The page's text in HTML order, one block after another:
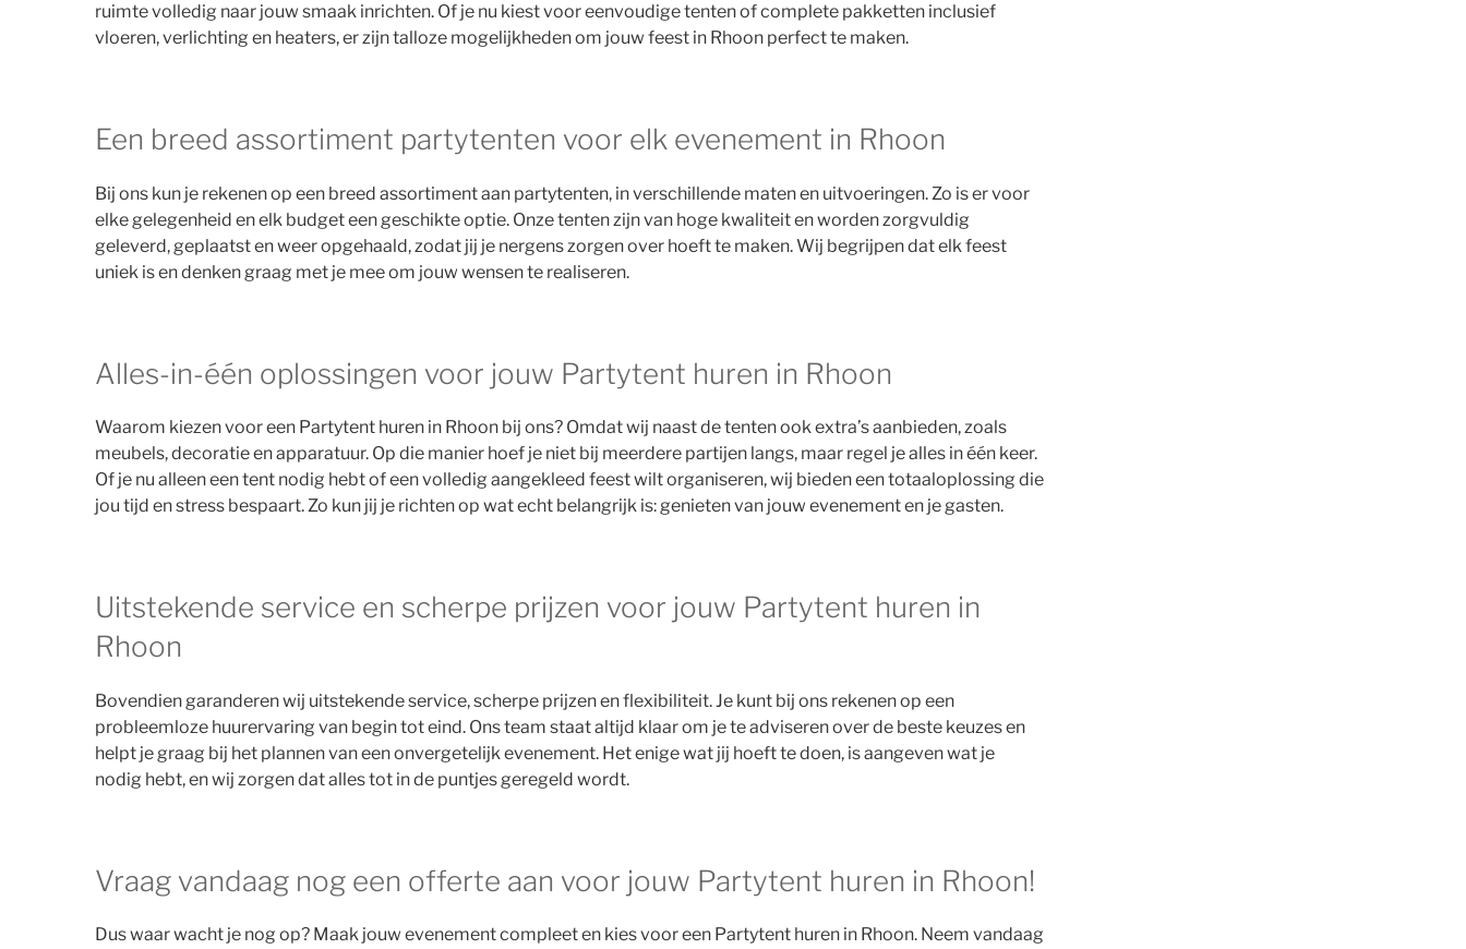
ruimte volledig naar jouw smaak inrichten. Of je nu kiest voor eenvoudige tenten of complete pakketten inclusief
vloeren, verlichting en heaters, er zijn talloze mogelijkheden om jouw feest in Rhoon perfect te maken.
Een breed assortiment partytenten voor elk evenement in Rhoon
Bij ons kun je rekenen op een breed assortiment aan partytenten, in verschillende maten en uitvoeringen. Zo is er voor
elke gelegenheid en elk budget een geschikte optie. Onze tenten zijn van hoge kwaliteit en worden zorgvuldig
geleverd, geplaatst en weer opgehaald, zodat jij je nergens zorgen over hoeft te maken. Wij begrijpen dat elk feest
uniek is en denken graag met je mee om jouw wensen te realiseren.
Alles-in-één oplossingen voor jouw Partytent huren in Rhoon
Waarom kiezen voor een Partytent huren in Rhoon bij ons? Omdat wij naast de tenten ook extra’s aanbieden, zoals
meubels, decoratie en apparatuur. Op die manier hoef je niet bij meerdere partijen langs, maar regel je alles in één keer.
Of je nu alleen een tent nodig hebt of een volledig aangekleed feest wilt organiseren, wij bieden een totaaloplossing die
jou tijd en stress bespaart. Zo kun jij je richten op wat echt belangrijk is: genieten van jouw evenement en je gasten.
Uitstekende service en scherpe prijzen voor jouw Partytent huren in
Rhoon
Bovendien garanderen wij uitstekende service, scherpe prijzen en flexibiliteit. Je kunt bij ons rekenen op een
probleemloze huurervaring van begin tot eind. Ons team staat altijd klaar om je te adviseren over de beste keuzes en
helpt je graag bij het plannen van een onvergetelijk evenement. Het enige wat jij hoeft te doen, is aangeven wat je
nodig hebt, en wij zorgen dat alles tot in de puntjes geregeld wordt.
Vraag vandaag nog een offerte aan voor jouw Partytent huren in Rhoon!
Dus waar wacht je nog op? Maak jouw evenement compleet en kies voor een Partytent huren in Rhoon. Neem vandaag